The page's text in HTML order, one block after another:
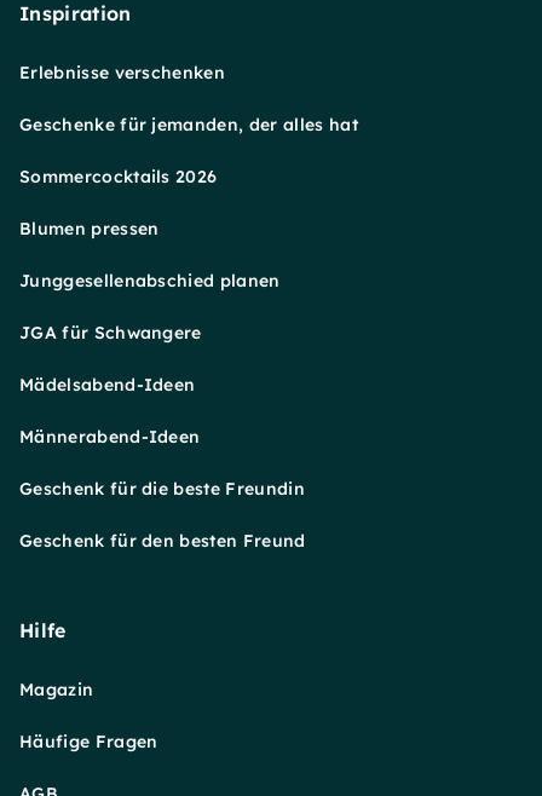
Inspiration
Erlebnisse verschenken
Geschenke für jemanden, der alles hat
Sommercocktails 2026
Blumen pressen
Junggesellenabschied planen
JGA für Schwangere
Mädelsabend-Ideen
Männerabend-Ideen
Geschenk für die beste Freundin
Geschenk für den besten Freund
Hilfe
Magazin
Häufige Fragen